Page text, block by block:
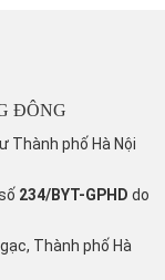
ĐÔNG
Thành phố Hà Nội
234/BYT-GPHD do
Thành phố Hà